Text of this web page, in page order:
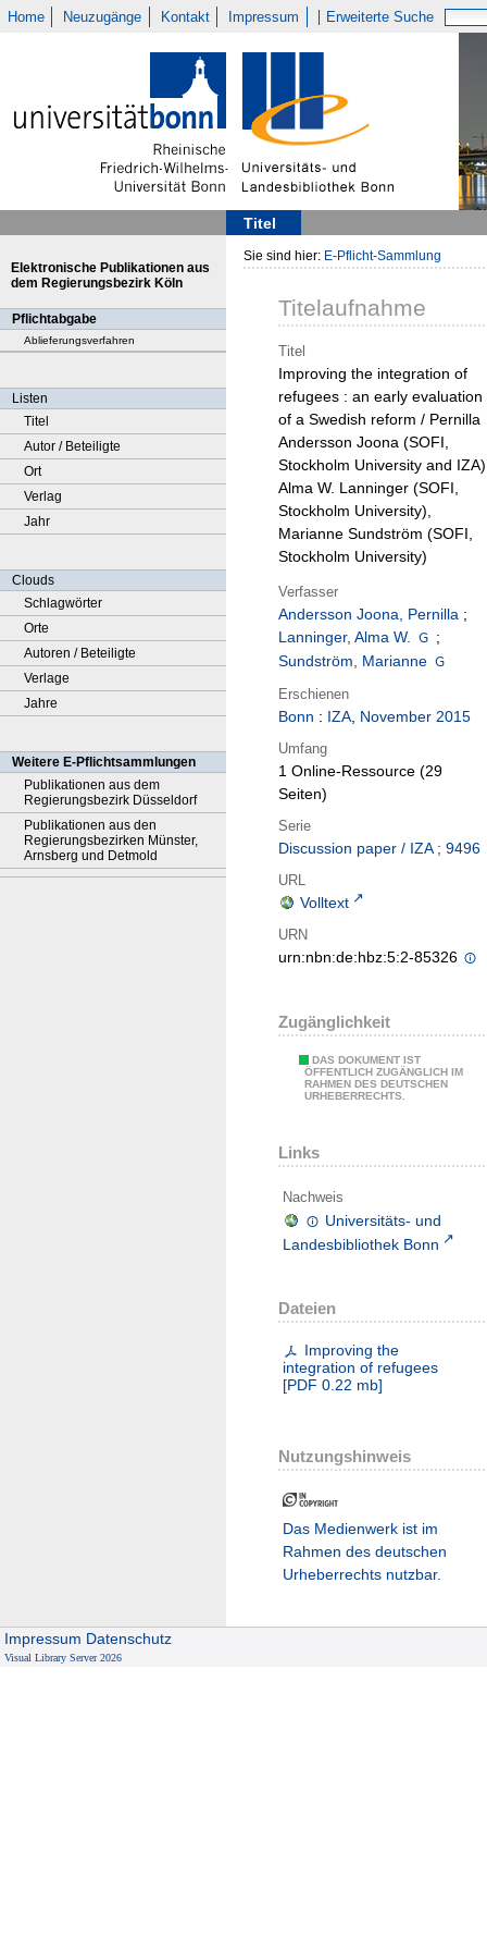
Home Neuzugänge Kontakt Impressum Erweiterte Suche
Titel
Elektronische Publikationen aus
dem Regierungsbezirk Köln
Pflichtabgabe
Ablieferungsverfahren
Listen
Titel
Autor / Beteiligte
Ort
Verlag
Jahr
Clouds
Schlagwörter
Orte
Autoren / Beteiligte
Verlage
Jahre
Weitere E-Pflichtsammlungen
Publikationen aus dem
Regierungsbezirk Düsseldorf
Publikationen aus den
Regierungsbezirken Münster,
Arnsberg und Detmold
Sie sind hier: E-Pflicht-Sammlung
Titelaufnahme
Titel
Improving the integration of
refugees : an early evaluation
of a Swedish reform / Pernilla
Andersson Joona (SOFI,
Stockholm University and
Alma W. Lanninger (SOFI,
Stockholm University),
Marianne Sundström (SOFI,
Stockholm University)
Verfasser
Andersson Joona, Pernilla ;
Lanninger, Alma W.
;
Sundström, Marianne
Erschienen
Bonn : IZA, November 2015
Umfang
1 Online-Ressource (29
Seiten)
Serie
Discussion paper / IZA ; 9496
URL
Volltext
URN
urn:nbn:de:hbz:5:2-85326
Zugänglichkeit
DAS DOKUMENT IST
ÖFFENTLICH ZUGÄNGLICH IM
RAHMEN DES DEUTSCHEN
URHEBERRECHTS.
Links
Nachweis
Universitäts- und
Landesbibliothek Bonn
Dateien
Improving the
integration of refugees
[PDF 0.22 mb]
Nutzungshinweis
Das Medienwerk ist im
Rahmen des deutschen
Urheberrechts nutzbar.
Impressum Datenschutz
Visual Library Server 2026